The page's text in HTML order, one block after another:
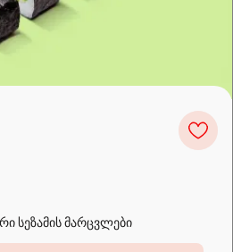
სეზამის მარცვლები